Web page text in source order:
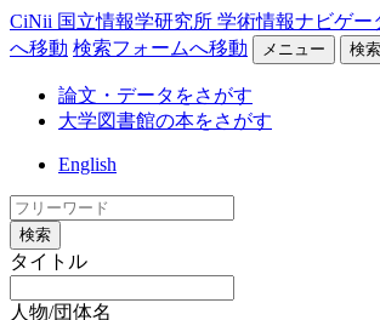
CiNii 国立情報学研究所 学術情報ナビゲー
へ移動 検索フォームへ移動 メニュー 検索
論文・データをさがす
大学図書館の本をさがす
English
検索
タイトル
人物/団体名